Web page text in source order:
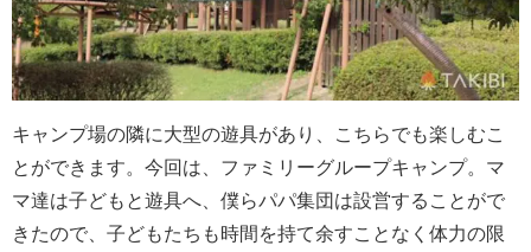
キャンプ場の隣に大型の遊具があり、こちらでも楽しむこ
とができます。今回は、ファミリーグループキャンプ。マ
マ達は子どもと遊具へ、僕らパパ集団は設営することがで
きたので、子どもたちも時間を持て余すことなく体力の限